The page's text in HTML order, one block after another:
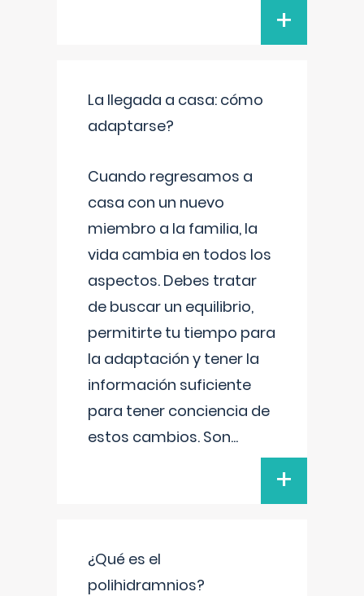
+
La llegada a casa: cómo
adaptarse?
Cuando regresamos a
casa con un nuevo
miembro a la familia, la
vida cambia en todos los
aspectos. Debes tratar
de buscar un equilibrio,
permitirte tu tiempo para
la adaptación y tener la
información suficiente
para tener conciencia de
estos cambios. Son...
+
¿Qué es el
polihidramnios?